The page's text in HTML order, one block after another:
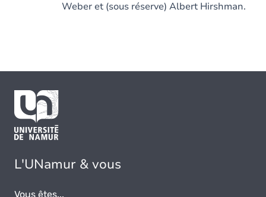
Weber et (sous réserve) Albert Hirshman.
L'UNamur & vous
Vous êtes...